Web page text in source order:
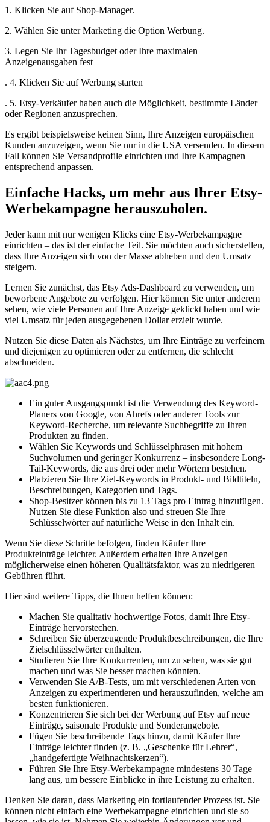
1. Klicken Sie auf Shop-Manager.
2. Wählen Sie unter Marketing die Option Werbung.
3. Legen Sie Ihr Tagesbudget oder Ihre maximalen
Anzeigenausgaben fest
. 4. Klicken Sie auf Werbung starten
. 5. Etsy-Verkäufer haben auch die Möglichkeit, bestimmte Länder
oder Regionen anzusprechen.
Es ergibt beispielsweise keinen Sinn, Ihre Anzeigen europäischen
Kunden anzuzeigen, wenn Sie nur in die USA versenden. In diesem
Fall können Sie Versandprofile einrichten und Ihre Kampagnen
entsprechend anpassen.
Einfache Hacks, um mehr aus Ihrer Etsy-
Werbekampagne herauszuholen.
Jeder kann mit nur wenigen Klicks eine Etsy-Werbekampagne
einrichten – das ist der einfache Teil. Sie möchten auch sicherstellen,
dass Ihre Anzeigen sich von der Masse abheben und den Umsatz
steigern.
Lernen Sie zunächst, das Etsy Ads-Dashboard zu verwenden, um
beworbene Angebote zu verfolgen. Hier können Sie unter anderem
sehen, wie viele Personen auf Ihre Anzeige geklickt haben und wie
viel Umsatz für jeden ausgegebenen Dollar erzielt wurde.
Nutzen Sie diese Daten als Nächstes, um Ihre Einträge zu verfeinern
und diejenigen zu optimieren oder zu entfernen, die schlecht
abschneiden.
Ein guter Ausgangspunkt ist die Verwendung des Keyword-
Planers von Google, von Ahrefs oder anderer Tools zur
Keyword-Recherche, um relevante Suchbegriffe zu Ihren
Produkten zu finden.
Wählen Sie Keywords und Schlüsselphrasen mit hohem
Suchvolumen und geringer Konkurrenz – insbesondere Long-
Tail-Keywords, die aus drei oder mehr Wörtern bestehen.
Platzieren Sie Ihre Ziel-Keywords in Produkt- und Bildtiteln,
Beschreibungen, Kategorien und Tags.
Shop-Besitzer können bis zu 13 Tags pro Eintrag hinzufügen.
Nutzen Sie diese Funktion also und streuen Sie Ihre
Schlüsselwörter auf natürliche Weise in den Inhalt ein.
Wenn Sie diese Schritte befolgen, finden Käufer Ihre
Produkteinträge leichter. Außerdem erhalten Ihre Anzeigen
möglicherweise einen höheren Qualitätsfaktor, was zu niedrigeren
Gebühren führt.
Hier sind weitere Tipps, die Ihnen helfen können:
Machen Sie qualitativ hochwertige Fotos, damit Ihre Etsy-
Einträge hervorstechen.
Schreiben Sie überzeugende Produktbeschreibungen, die Ihre
Zielschlüsselwörter enthalten.
Studieren Sie Ihre Konkurrenten, um zu sehen, was sie gut
machen und was Sie besser machen könnten.
Verwenden Sie A/B-Tests, um mit verschiedenen Arten von
Anzeigen zu experimentieren und herauszufinden, welche am
besten funktionieren.
Konzentrieren Sie sich bei der Werbung auf Etsy auf neue
Einträge, saisonale Produkte und Sonderangebote.
Fügen Sie beschreibende Tags hinzu, damit Käufer Ihre
Einträge leichter finden (z. B. „Geschenke für Lehrer“,
„handgefertigte Weihnachtskerzen“).
Führen Sie Ihre Etsy-Werbekampagne mindestens 30 Tage
lang aus, um bessere Einblicke in ihre Leistung zu erhalten.
Denken Sie daran, dass Marketing ein fortlaufender Prozess ist. Sie
können nicht einfach eine Werbekampagne einrichten und sie so